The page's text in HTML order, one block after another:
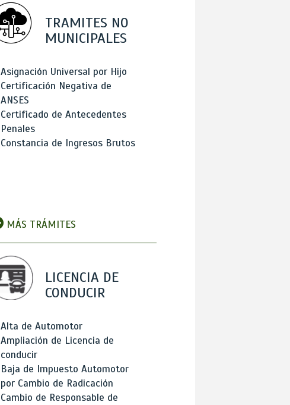
TRAMITES NO
MUNICIPALES
Asignación Universal por Hijo
Certificación Negativa de
ANSES
Certificado de Antecedentes
Penales
Constancia de Ingresos Brutos
MÁS TRÁMITES
LICENCIA DE
CONDUCIR
Alta de Automotor
Ampliación de Licencia de
conducir
Baja de Impuesto Automotor
por Cambio de Radicación
Cambio de Responsable de